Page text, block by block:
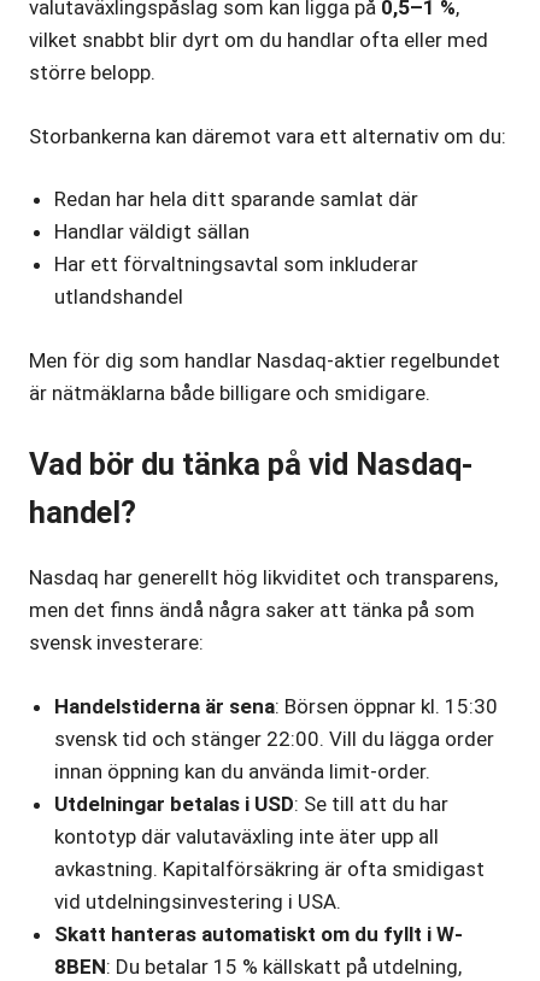
valutaväxlingspåslag som kan ligga på 0,5–1 %,
vilket snabbt blir dyrt om du handlar ofta eller med
större belopp.
Storbankerna kan däremot vara ett alternativ om du:
Redan har hela ditt sparande samlat där
Handlar väldigt sällan
Har ett förvaltningsavtal som inkluderar
utlandshandel
Men för dig som handlar Nasdaq-aktier regelbundet
är nätmäklarna både billigare och smidigare.
Vad bör du tänka på vid Nasdaq-
handel?
Nasdaq har generellt hög likviditet och transparens,
men det finns ändå några saker att tänka på som
svensk investerare:
Handelstiderna är sena: Börsen öppnar kl. 15:30
svensk tid och stänger 22:00. Vill du lägga order
innan öppning kan du använda limit-order.
Utdelningar betalas i USD: Se till att du har
kontotyp där valutaväxling inte äter upp all
avkastning. Kapitalförsäkring är ofta smidigast
vid utdelningsinvestering i USA.
Skatt hanteras automatiskt om du fyllt i W-
8BEN: Du betalar 15 % källskatt på utdelning,